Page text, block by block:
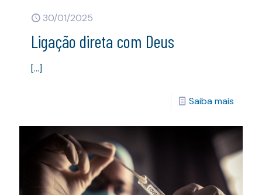
30/01/2025
Ligação direta com Deus
[…]
Saiba mais